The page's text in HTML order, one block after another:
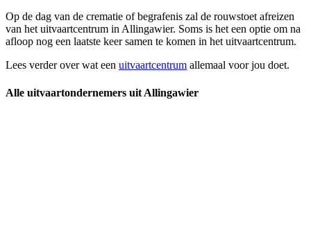
Op de dag van de crematie of begrafenis zal de rouwstoet afreizen
van het uitvaartcentrum in Allingawier. Soms is het een optie om na
afloop nog een laatste keer samen te komen in het uitvaartcentrum.
Lees verder over wat een uitvaartcentrum allemaal voor jou doet.
Alle uitvaartondernemers uit Allingawier